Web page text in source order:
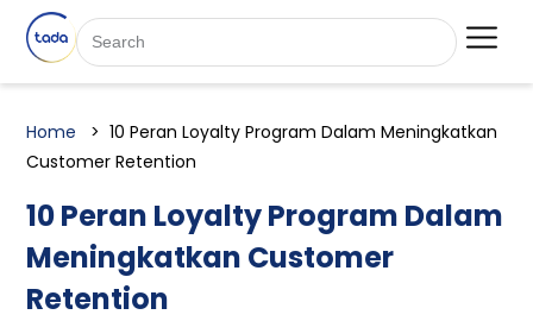
Home
10 Peran Loyalty Program Dalam Meningkatkan
Customer Retention
10 Peran Loyalty Program Dalam
Meningkatkan Customer
Retention